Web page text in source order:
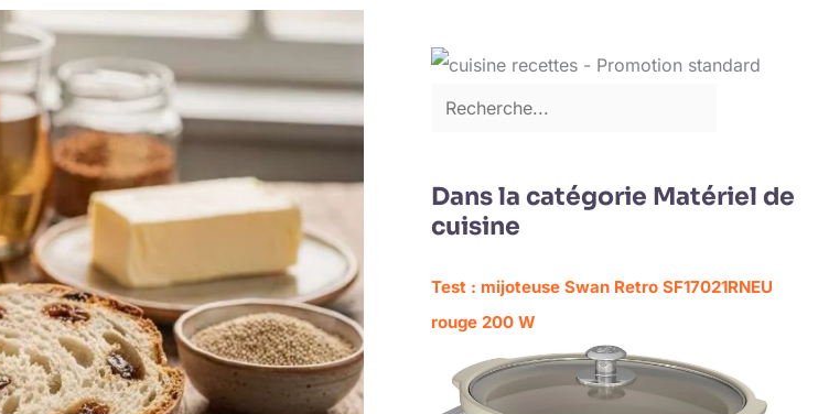
Dans la catégorie Matériel de
cuisine
Test : mijoteuse Swan Retro SF17021RNEU
rouge 200 W